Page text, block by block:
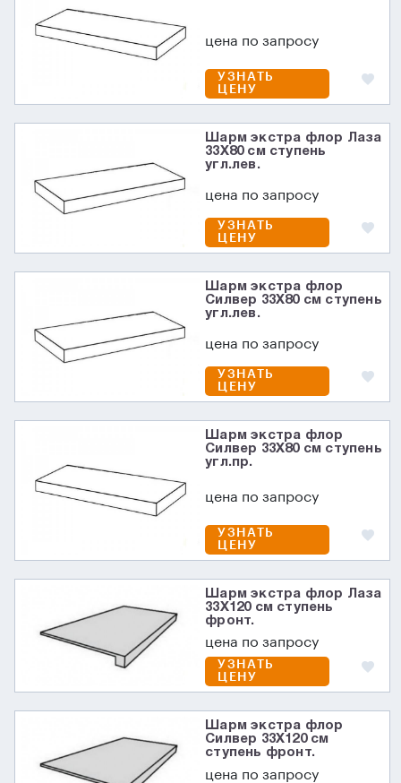
цена по запросу
УЗНАТЬ
ЦЕНУ
Шарм экстра флор Лаза
33X80 см ступень
угл.лев.
цена по запросу
УЗНАТЬ
ЦЕНУ
Шарм экстра флор
Силвер 33X80 см ступень
угл.лев.
цена по запросу
УЗНАТЬ
ЦЕНУ
Шарм экстра флор
Силвер 33X80 см ступень
угл.пр.
цена по запросу
УЗНАТЬ
ЦЕНУ
Шарм экстра флор Лаза
33X120 см ступень
фронт.
цена по запросу
УЗНАТЬ
ЦЕНУ
Шарм экстра флор
Силвер 33X120 см
ступень фронт.
цена по запросу